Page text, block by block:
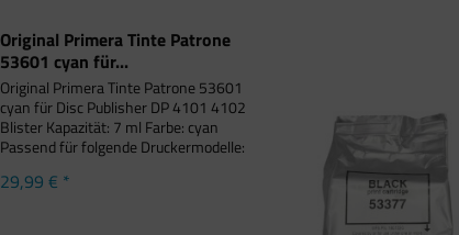
Original Primera Tinte Patrone
53601 cyan für...
Original Primera Tinte Patrone 53601
cyan für Disc Publisher DP 4101 4102
Blister Kapazität: 7 ml Farbe: cyan
Passend für folgende Druckermodelle:
Primera Bravo 4100 Series, Primera
29,99 € *